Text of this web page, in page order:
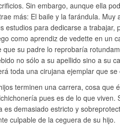
Sin embargo, aunque ella
más: El baile y la farándula. Muy
estudios para dedicarse a trabajar,
como aprendiz de vedette en un
que su padre lo reprobaría
no sólo a su apellido sino a su
toda una cirujana ejemplar que
terminen una carrera, cosa que
pues es de lo que viven.
es demasiado estricto y
culpable de la ceguera de su hijo.